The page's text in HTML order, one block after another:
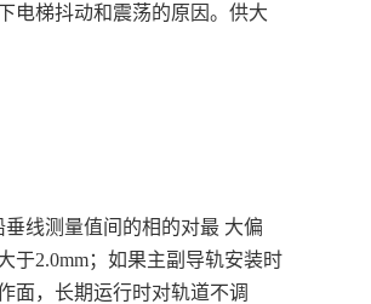
电梯抖动和震荡的原因。供大
线测量值间的相的对最 大偏
于2.0mm；如果主副导轨安装时
面，长期运行时对轨道不调